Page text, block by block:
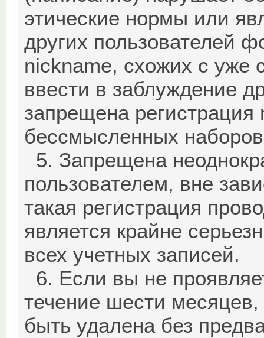
этические нормы или
других пользователей
nickname, схожих с уже
ввести в заблуждение
запрещена
бессмысленных
5. Запрещена
пользователем, вне
такая регистрация
является крайне
всех учетных записей.
6. Если вы не
течение шести
быть удалена без